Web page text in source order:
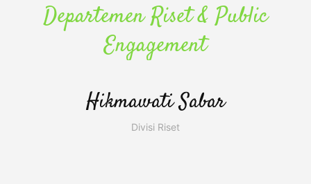
Departemen Riset & Public
Engagement
Hikmawati Sabar
Divisi Riset